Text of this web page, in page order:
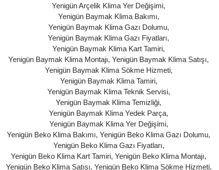
Yenigün Arçelik Klima Yer Değişimi,
Yenigün Baymak Klima Bakımı,
Yenigün Baymak Klima Gazı Dolumu,
Yenigün Baymak Klima Gazı Fiyatları,
Yenigün Baymak Klima Kart Tamiri,
Yenigün Baymak Klima Montajı, Yenigün Baymak Klima Satışı,
Yenigün Baymak Klima Sökme Hizmeti,
Yenigün Baymak Klima Tamiri,
Yenigün Baymak Klima Teknik Servisi,
Yenigün Baymak Klima Temizliği,
Yenigün Baymak Klima Yedek Parça,
Yenigün Baymak Klima Yer Değişimi,
Yenigün Beko Klima Bakımı, Yenigün Beko Klima Gazı Dolumu,
Yenigün Beko Klima Gazı Fiyatları,
Yenigün Beko Klima Kart Tamiri, Yenigün Beko Klima Montajı,
Yenigün Beko Klima Satışı, Yenigün Beko Klima Sökme Hizmeti,